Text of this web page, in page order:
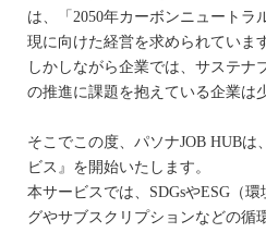
は、「2050年カーボンニュート
現に向けた経営を求められていま
しかしながら企業では、サステ
の推進に課題を抱えている企業は
そこでこの度、パソナJOB HUB
ビス』を開始いたします。
本サービスでは、SDGsやESG（
グやサブスクリプションなどの循